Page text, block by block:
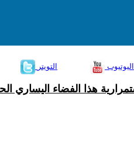
التويتر اليوتيوب
هذا الفضاء اليساري